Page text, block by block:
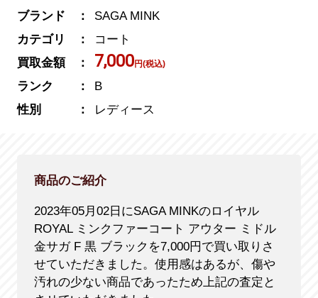
ブランド
SAGA MINK
カテゴリ
コート
買取金額
7,000円(税込)
ランク
B
性別
レディース
商品のご紹介
2023年05月02日にSAGA MINKのロイヤル
ROYAL ミンクファーコート アウター ミドル
金サガ F 黒 ブラックを7,000円で買い取りさ
せていただきました。使用感はあるが、傷や
汚れの少ない商品であったため上記の査定と